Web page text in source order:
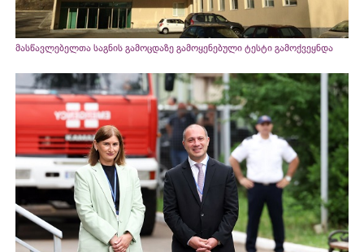
მასწავლებელთა საგნის გამოცდაზე გამოყენებული ტესტი გამოქვეყნდა